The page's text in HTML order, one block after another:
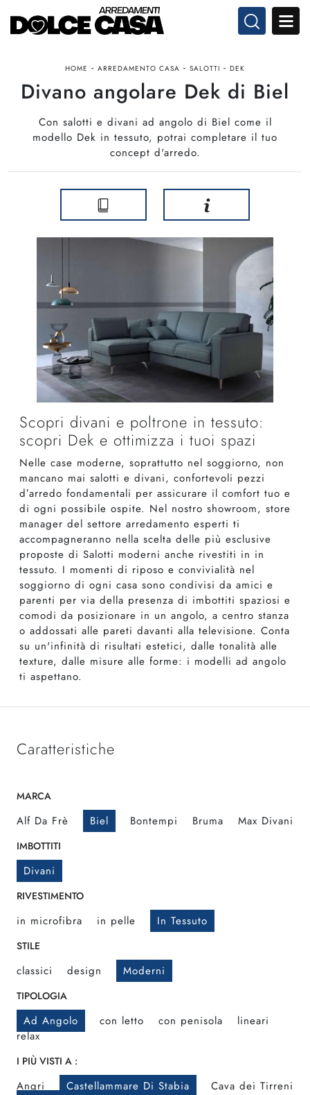
HOME - ARREDAMENTO CASA - SALOTTI - DEK
Divano angolare Dek di Biel
Con salotti e divani ad angolo di Biel come il
modello Dek in tessuto, potrai completare il tuo
concept d'arredo.
Scopri divani e poltrone in tessuto:
scopri Dek e ottimizza i tuoi spazi
Nelle case moderne, soprattutto nel soggiorno, non
mancano mai salotti e divani, confortevoli pezzi
d’arredo fondamentali per assicurare il comfort tuo e
di ogni possibile ospite. Nel nostro showroom, store
manager del settore arredamento esperti ti
accompagneranno nella scelta delle più esclusive
proposte di Salotti moderni anche rivestiti in in
tessuto. I momenti di riposo e convivialità nel
soggiorno di ogni casa sono condivisi da amici e
parenti per via della presenza di imbottiti spaziosi e
comodi da posizionare in un angolo, a centro stanza
o addossati alle pareti davanti alla televisione. Conta
su un'infinità di risultati estetici, dalle tonalità alle
texture, dalle misure alle forme: i modelli ad angolo
ti aspettano.
Caratteristiche
MARCA
Alf Da Frè Biel Bontempi Bruma Max Divani
IMBOTTITI
Divani
RIVESTIMENTO
in microfibra in pelle In Tessuto
STILE
classici design Moderni
TIPOLOGIA
Ad Angolo con letto con penisola
lineari
relax
I PIÙ VISTI A :
Angri Castellammare Di Stabia
Cava dei Tirreni